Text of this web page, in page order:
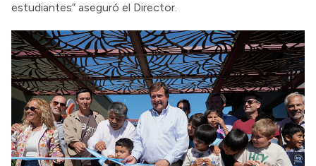
estudiantes” aseguró el Director.